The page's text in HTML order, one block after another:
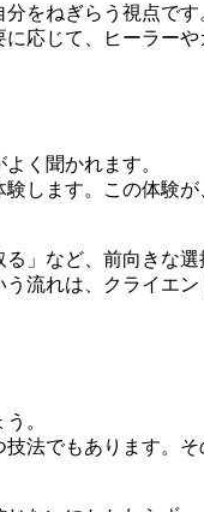
をねぎらう視点です
応じて、ヒーラー
く聞かれます。
します。この体験
」など、前向きな選
流れは、クライエ
。
法でもあります。